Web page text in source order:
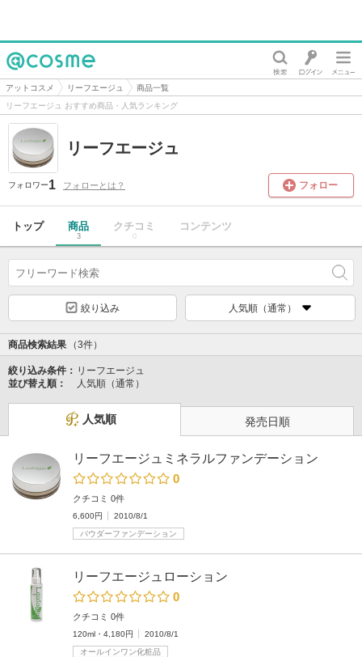
@cosme
アットコスメ リーフエージュ
商品一覧
リーフエージュ おすすめ商品・人気ランキング
リーフエージュ
フォロワー1 フォローとは？ フォロー
トップ 商品
3
クチコミ
0
コンテンツ
絞り込み 人気順（通常）
商品検索結果 （3件）
絞り込み条件： リーフエージュ
並び替え順：
人気順（通常）
人気順 発売日順
リーフエージュミネラルファンデーション
0
クチコミ 0件
6,600円
2010/8/1
パウダーファンデーション
リーフエージュローション
0
クチコミ 0件
120ml・4,180円
2010/8/1
オールインワン化粧品